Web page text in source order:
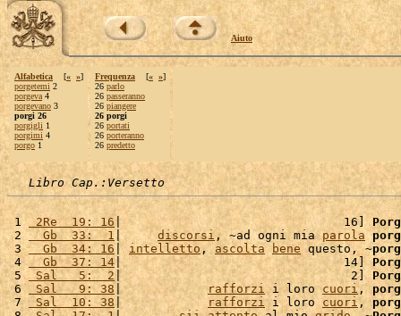
Aiuto
Alfabetica [« »]
porgetemi 2
porgeva 4
porgevano 3
porgi 26
porgigli 1
porgimi 4
porgo 1
Frequenza [« »]
26 parlo
26 passeranno
26 piangere
26 porgi
26 portati
26 porteranno
26 predetto
Libro Cap.:Versetto
1 2Re  19: 16 |                               16]
2
  Gb  33:  1
| discorsi , ~ad ogni mia parola
3
  Gb  34: 16
| intelletto , ascolta bene questo, ~
4
  Gb  37: 14
|                               14]
5 Sal   5:  2 |                                2]
6 Sal   9: 38 | rafforzi i loro cuori ,
7
Sal  10: 38| rafforzi i loro cuori,